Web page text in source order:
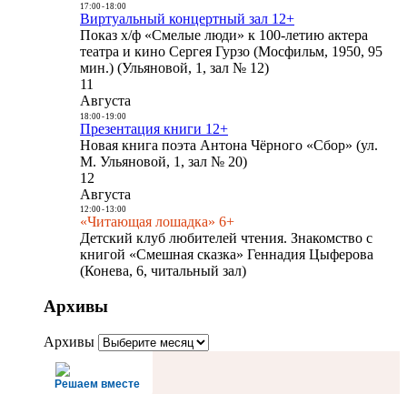
17:00- 18:00
Виртуальный концертный зал 12+
Показ х/ф «Смелые люди» к 100-летию актера
театра и кино Сергея Гурзо (Мосфильм, 1950, 95
мин.) (Ульяновой, 1, зал № 12)
11
Августа
18:00- 19:00
Презентация книги 12+
Новая книга поэта Антона Чёрного «Сбор» (ул.
М. Ульяновой, 1, зал № 20)
12
Августа
12:00- 13:00
«Читающая лошадка» 6+
Детский клуб любителей чтения. Знакомство с
книгой «Смешная сказка» Геннадия Цыферова
(Конева, 6, читальный зал)
Архивы
Архивы
Решаем вместе